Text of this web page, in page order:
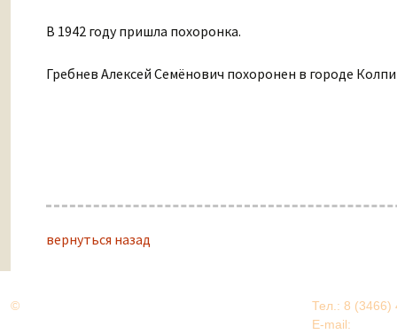
В 1942 году пришла похоронка.
Гребнев Алексей Семёнович похоронен в городе
вернуться назад
©
Тел.: 8 (3466)
E-mail: